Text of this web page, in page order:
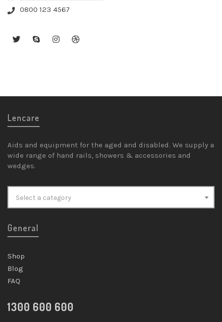
0800 123 4567
Lencare
Aids and equipment for the aged and disabled. We supply a
wide range of hand rails, showers & accessories and
wedges.
Select a category
General
Shop
Blog
FAQ
1300 600 600